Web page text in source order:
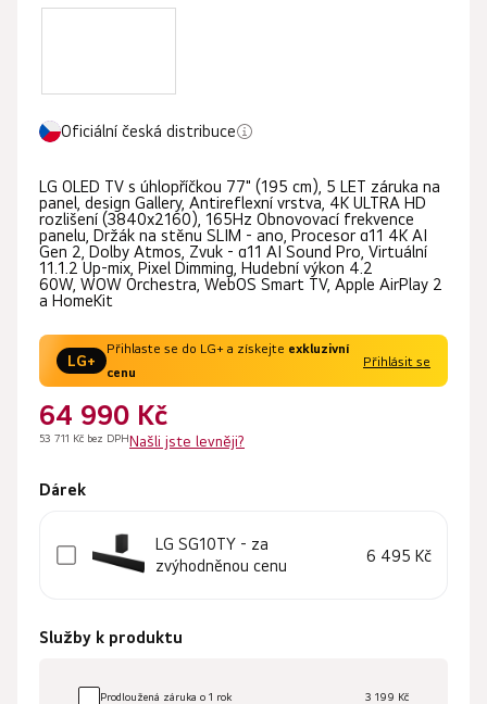
Oficiální česká distribuce
LG OLED TV s úhlopříčkou 77" (195 cm), 5 LET záruka na
panel, design Gallery, Antireflexní vrstva, 4K ULTRA HD
rozlišení (3840x2160), 165Hz Obnovovací frekvence
panelu, Držák na stěnu SLIM - ano, Procesor α11 4K AI
Gen 2, Dolby Atmos, Zvuk - α11 AI Sound Pro, Virtuální
11.1.2 Up-mix, Pixel Dimming, Hudební výkon 4.2
60W, WOW Orchestra, WebOS Smart TV, Apple AirPlay 2
a HomeKit
LG+
Přihlaste se do LG+ a získejte exkluzivní
cenu
Přihlásit se
64 990 Kč
53 711 Kč bez DPHNašli jste levněji?
Dárek
LG SG10TY - za
zvýhodněnou cenu
6 495 Kč
Služby k produktu
Prodloužená záruka o 1 rok 3 199 Kč